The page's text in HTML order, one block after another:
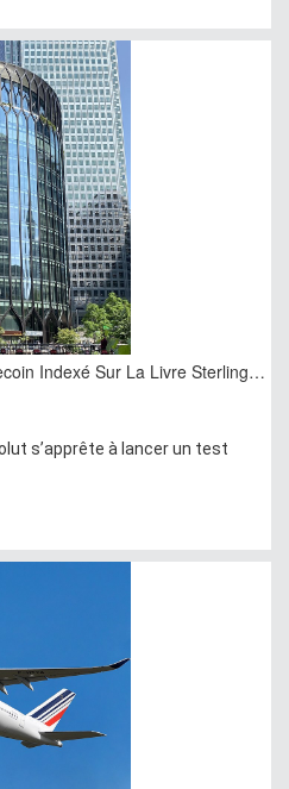
Indexé Sur La Livre Sterling…
s’apprête à lancer un test